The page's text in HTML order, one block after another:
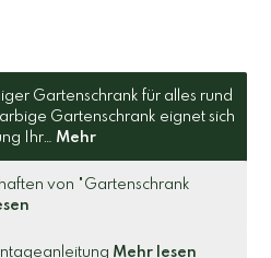
Gartenschrank für alles rund
Gartenschrank eignet sich
Ihr… Mehr
von "Gartenschrank
Mehr lesen